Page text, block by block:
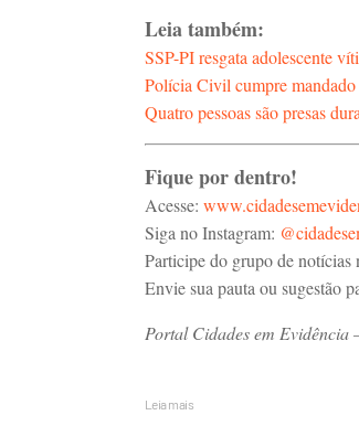
Leia também:
SSP-PI resgata adolescente
Polícia Civil cumpre
Quatro pessoas são presas
Fique por dentro!
Acesse:
Siga no Instagram:
Participe do grupo de notícias
Envie sua pauta ou sugestão
Portal Cidades em
Leia mais